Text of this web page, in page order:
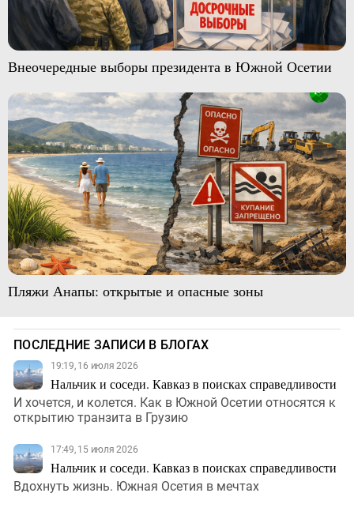
Внеочередные выборы президента в Южной Осетии
Пляжи Анапы: открытые и опасные зоны
ПОСЛЕДНИЕ ЗАПИСИ В БЛОГАХ
19:19, 16 июля 2026
Нальчик и соседи. Кавказ в поисках справедливости
И хочется, и колется. Как в Южной Осетии относятся к
открытию транзита в Грузию
17:49, 15 июля 2026
Нальчик и соседи. Кавказ в поисках справедливости
Вдохнуть жизнь. Южная Осетия в мечтах